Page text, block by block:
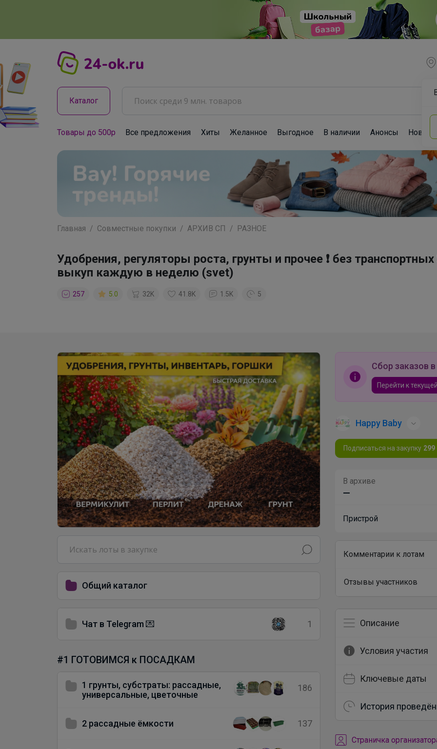
Каталог
Товары до 500р Все предложения Хиты Желанное Выгодное В наличии Анонсы Новости
Главная Совместные покупки АРХИВ СП РАЗНОЕ
Удобрения, регуляторы роста, грунты и прочее ❗ без
выкуп каждую в неделю (svet)
257 5.0 32K 41.8K 1.5K 5
Общий каталог
Чат в Telegram 💌 1
#1 ГОТОВИМСЯ к ПОСАДКАМ
1 грунты, субстраты: рассадные,
универсальные, цветочные
186
2 рассадные ёмкости 137
Сбор заказов
Перейти к
Happy Baby
Подписаться на закупку 299
В архиве
—
Пристрой
Комментарии к лотам
Отзывы участников
Описание
Условия участия
Ключевые даты
История
Cтраничка